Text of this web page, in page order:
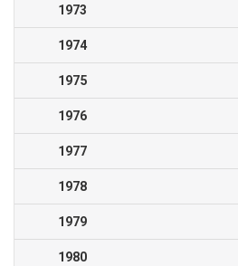
1973
1974
1975
1976
1977
1978
1979
1980